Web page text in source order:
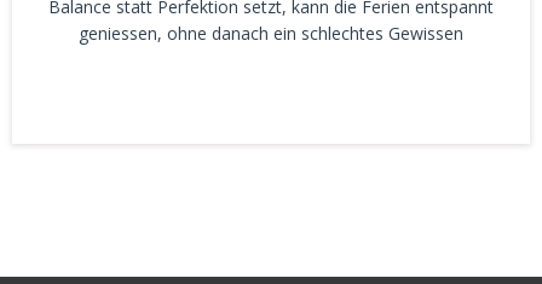
Balance statt Perfektion setzt, kann die Ferien entspannt
geniessen, ohne danach ein schlechtes Gewissen